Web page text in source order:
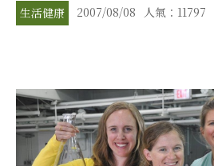
生活健康 2007/08/08 人氣：11797